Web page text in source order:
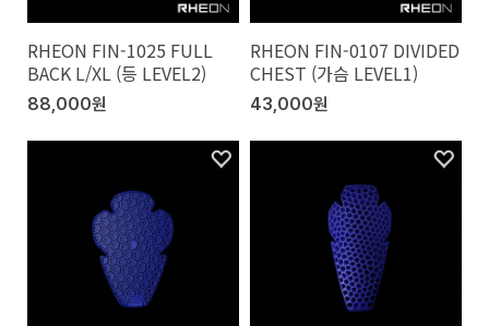
RHEON FIN-1025 FULL
BACK L/XL (등 LEVEL2)
88,000원
RHEON FIN-0107 DIVIDED
CHEST (가슴 LEVEL1)
43,000원